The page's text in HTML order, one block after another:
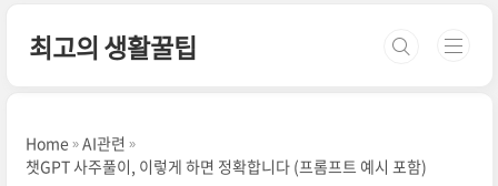
최고의 생활꿀팁
Home
AI관련
챗GPT 사주풀이, 이렇게 하면 정확합니다 (프롬프트 예시 포함)